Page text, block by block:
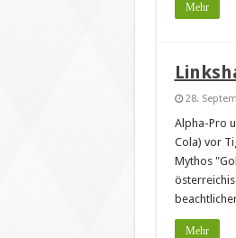
Mehr
28.
Alpha-Pro
Cola) vor
Mythos
Mehr